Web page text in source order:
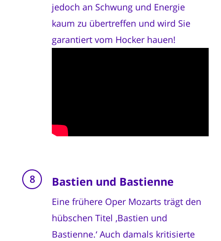
jedoch an Schwung und Energie
kaum zu übertreffen und wird Sie
garantiert vom Hocker hauen!
Bastien und Bastienne
Eine frühere Oper Mozarts trägt den
hübschen Titel ‚Bastien und
Bastienne.‘ Auch damals kritisierte